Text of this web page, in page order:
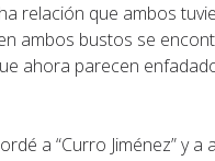
relación que ambos
ambos bustos se
ahora parecen
a “Curro Jiménez” y